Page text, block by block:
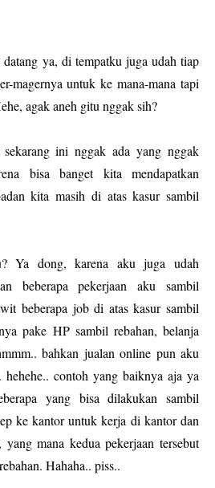
ya, di tempatku juga udah tiap
magernya untuk ke mana-mana tapi
agak aneh gitu nggak sih?
ini nggak ada yang nggak
bisa banget kita mendapatkan
kita masih di atas kasur sambil
Ya dong, karena aku juga udah
beberapa pekerjaan aku sambil
beberapa job di atas kasur sambil
pake HP sambil rebahan, belanja
bahkan jualan online pun aku
hehehe.. contoh yang baiknya aja ya
yang bisa dilakukan sambil
ke kantor untuk kerja di kantor dan
mana kedua pekerjaan tersebut
Hahaha.. piss..